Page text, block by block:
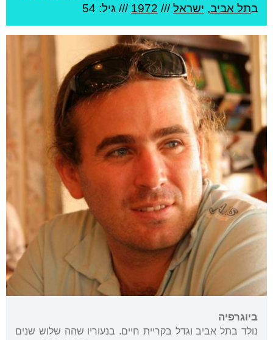
בתל אביב, ישראל///
1972 /// גיל: 54
ביוגרפיה
נולד בתל אביב וגדל בקריית חיים. בנעוריו שהה שלוש שנים